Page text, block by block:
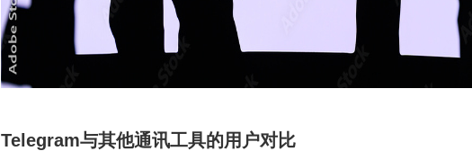
Telegram与其他通讯工具的用户对比